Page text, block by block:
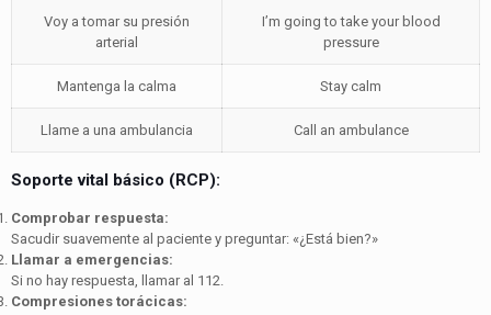
Voy a tomar su presión
arterial
I’m going to take your blood
pressure
Mantenga la calma Stay calm
Llame a una ambulancia Call an ambulance
Soporte vital básico (RCP):
Comprobar respuesta:
Sacudir suavemente al paciente y preguntar: «¿Está bien?»
Llamar a emergencias:
Si no hay respuesta, llamar al 112.
Compresiones torácicas: